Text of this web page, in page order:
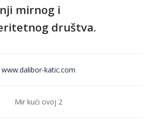
mirnog i
društva.
www.dalibor-katic.com
Mir kući ovoj 2